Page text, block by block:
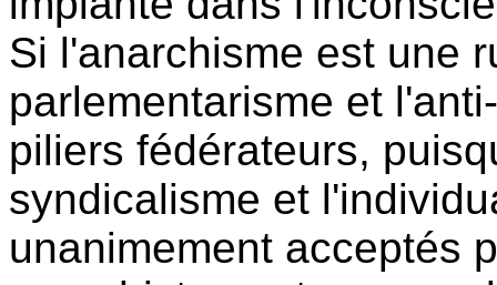
Si l'anarchisme est une
parlementarisme et
piliers fédérateurs,
syndicalisme et
unanimement acceptés